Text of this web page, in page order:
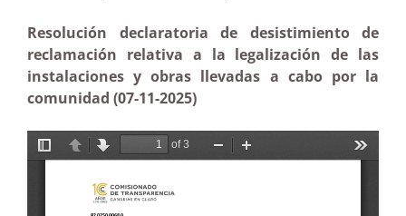
Resolución declaratoria de desistimiento de
reclamación relativa a la legalización de las
instalaciones y obras llevadas a cabo por la
comunidad (07-11-2025)